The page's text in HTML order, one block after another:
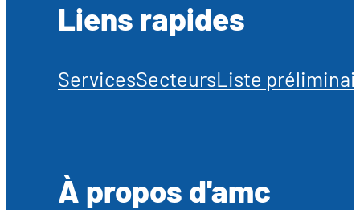
Liens rapides
ServicesSecteursListe
À propos d'amc